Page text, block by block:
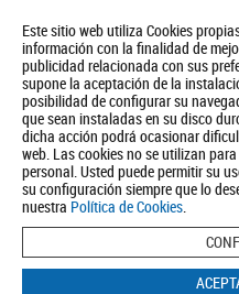
Este sitio web utiliza Cookies
información con la finalidad de
publicidad relacionada con sus
supone la aceptación de la
posibilidad de configurar su
que sean instaladas en su disco
dicha acción podrá ocasionar
web. Las cookies no se utilizan
personal. Usted puede permitir su
su configuración siempre que lo
nuestra Política de Cookies.
About us Tourism Política de